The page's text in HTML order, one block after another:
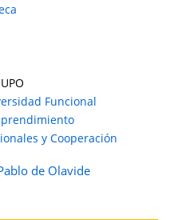
Funcional
y Cooperación
de Olavide